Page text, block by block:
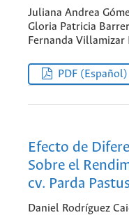
Juliana Andrea
Gloria Patricia
Fernanda Villamizar
PDF (Español)
Efecto de
Sobre el
cv. Parda
Daniel Rodríguez